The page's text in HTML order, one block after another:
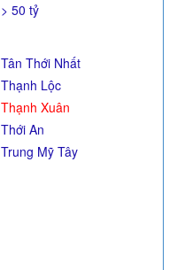
> 50 tỷ
Tân Thới Nhất
Thạnh Lộc
Thạnh Xuân
Thới An
Trung Mỹ Tây